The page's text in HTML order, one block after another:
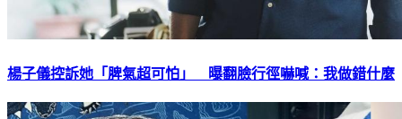
楊子儀控訴她「脾氣超可怕」 曝翻臉行徑嚇喊：我做錯什麼